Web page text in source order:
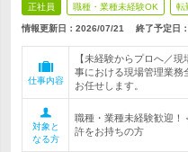
正社員 職種・業種未経験OK 転
情報更新日：2026/07/21 終了予定日：
仕事内容
【未経験からプロへ／
事における現場管理業務
お任せします。
対象と
なる方
職種・業種未経験歓迎
許をお持ちの方